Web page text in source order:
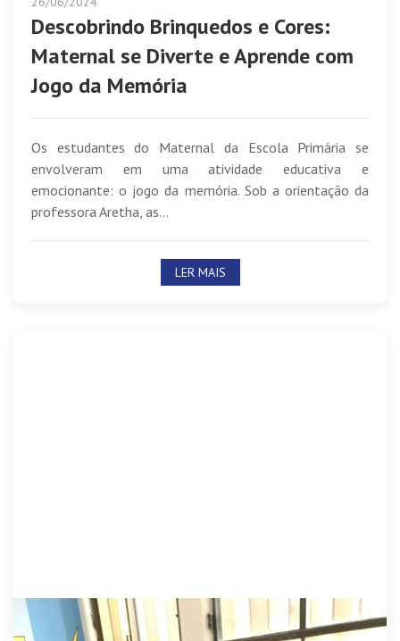
Descobrindo Brinquedos e Cores:
Maternal se Diverte e Aprende com
Jogo da Memória
Os estudantes do Maternal da Escola Primária se
envolveram em uma atividade educativa e
emocionante: o jogo da memória. Sob a orientação da
professora Aretha, as...
LER MAIS